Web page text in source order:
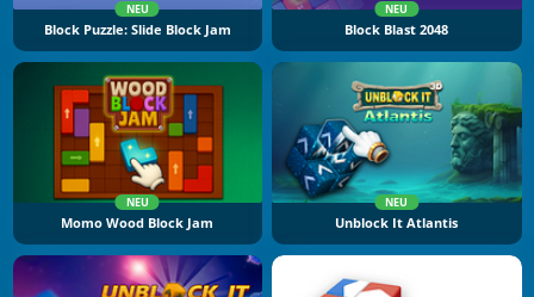
NEU
Block Puzzle: Slide Block Jam
NEU
Block Blast 2048
NEU
Momo Wood Block Jam
NEU
Unblock It Atlantis